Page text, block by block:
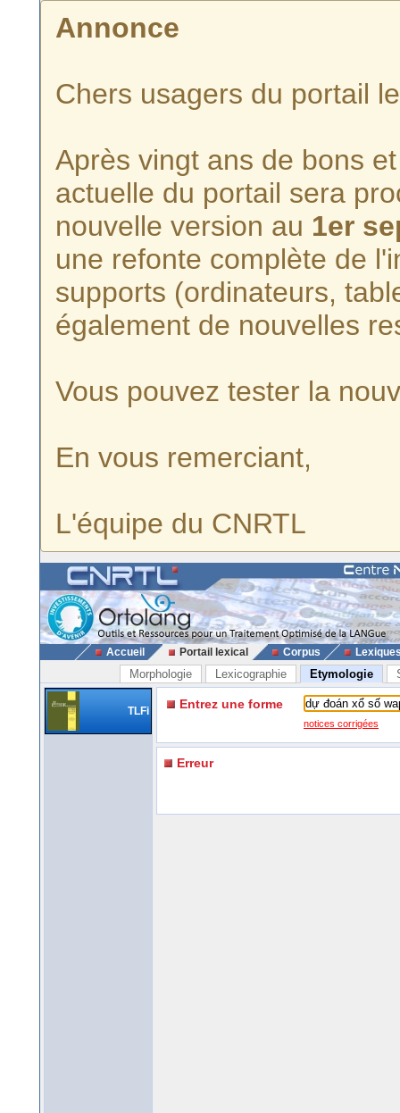
Annonce
Chers usagers du portail
Après vingt ans de bons
actuelle du portail sera
nouvelle version au 1er
une refonte complète de
supports (ordinateurs,
également de nouvelles
Vous pouvez tester la
En vous remerciant,
L'équipe du CNRTL
Accueil Portail lexical Corpus
Morphologie Lexicographie Etymologie
TLFi Entrez une forme
notices corrigées
Erreur